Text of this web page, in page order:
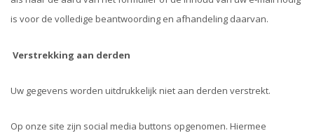
is voor de volledige beantwoording en afhandeling daarvan.
Verstrekking aan derden
Uw gegevens worden uitdrukkelijk niet aan derden verstrekt.
Op onze site zijn social media buttons opgenomen. Hiermee